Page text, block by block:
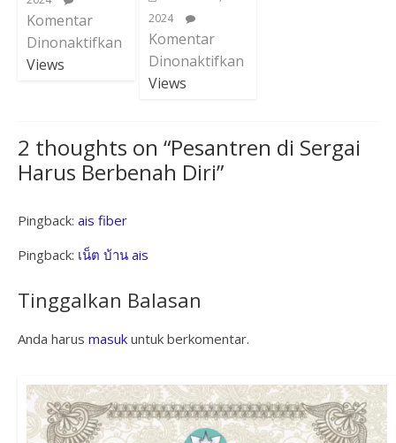
Komentar
Dinonaktifkan
Views
2024
Komentar
Dinonaktifkan
Views
2 thoughts on “Pesantren di Sergai
Harus Berbenah Diri”
Pingback: ais fiber
Pingback: เน็ต บ้าน ais
Tinggalkan Balasan
Anda harus masukuntuk berkomentar.